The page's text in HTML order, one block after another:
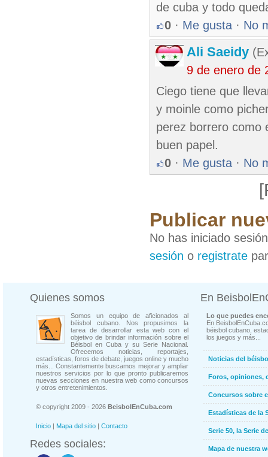
de cuba y todo
0 · Me gusta · No
Ali Saeidy
9 de enero de
Ciego tiene que
y moinle como
perez borrero como
buen papel.
0 · Me gusta · No
Publicar
No has iniciado
sesión o registrate
Quienes somos
Somos un equipo de aficionados al
béisbol cubano. Nos propusimos la
tarea de desarrollar esta web con el
objetivo de brindar información sobre el
Béisbol en Cuba y su Serie Nacional.
Ofrecemos noticias, reportajes,
estadísticas, foros de debate, juegos online y mucho
más... Constantemente buscamos mejorar y ampliar
nuestros servicios por lo que pronto publicaremos
nuevas secciones en nuestra web como concursos
y otros entretenimientos.
© copyright 2009 - 2026 BeisbolEnCuba.com
Inicio | Mapa del sitio | Contacto
Redes sociales:
En
Lo que puedes
En
béisbol cubano,
los juegos y más...
Noticias del
Foros, opiniones,
Concursos sobre
Estadísticas de la
Serie 50, la Serie
Mapa de nuestra